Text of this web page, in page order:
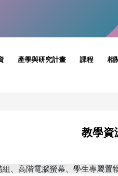
產學與研究計畫 課程 相
教學資
、高階電腦螢幕、學生專屬